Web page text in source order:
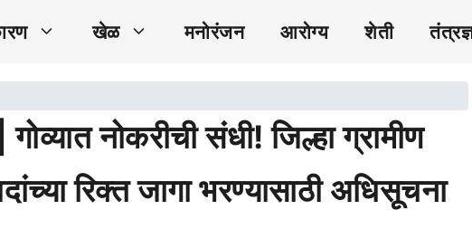
खेळ मनोरंजन आरोग्य शेती
नोकरीची संधी! जिल्हा ग्रामीण
रिक्त जागा भरण्यासाठी अधिसूचना